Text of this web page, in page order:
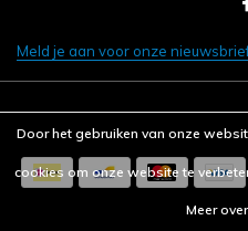
Meld je aan voor onze
Door het gebruiken van onze
cookies om onze website te
Meer